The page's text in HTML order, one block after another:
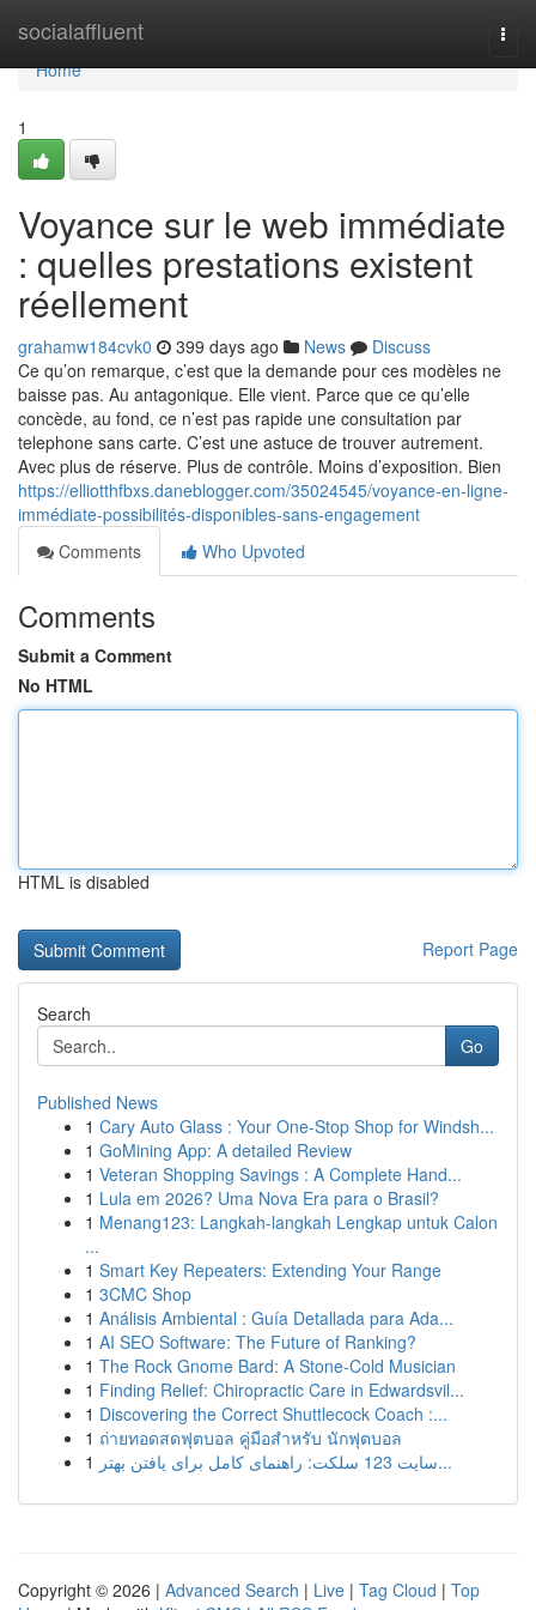
socialaffluent
Home
Home
1
Voyance sur le web immédiate
: quelles prestations existent
réellement
grahamw184cvk0 399 days ago News
Discuss
Ce qu’on remarque, c’est que la demande pour ces modèles ne
baisse pas. Au antagonique. Elle vient. Parce que ce qu’elle
concède, au fond, ce n’est pas rapide une consultation par
telephone sans carte. C’est une astuce de trouver autrement.
Avec plus de réserve. Plus de contrôle. Moins d’exposition. Bien
https://elliotthfbxs.daneblogger.com/35024545/voyance-en-ligne-
immédiate-possibilités-disponibles-sans-engagement
Comments
Who Upvoted
Comments
Submit a Comment
No HTML
HTML is disabled
Report Page
Search
Go
Published News
1 Cary Auto Glass : Your One-Stop Shop for Windsh...
1 GoMining App: A detailed Review
1 Veteran Shopping Savings : A Complete Hand...
1 Lula em 2026? Uma Nova Era para o Brasil?
1 Menang123: Langkah-langkah Lengkap untuk Calon
...
1 Smart Key Repeaters: Extending Your Range
1 3CMC Shop
1 Análisis Ambiental : Guía Detallada para Ada...
1 AI SEO Software: The Future of Ranking?
1 The Rock Gnome Bard: A Stone-Cold Musician
1 Finding Relief: Chiropractic Care in Edwardsvil...
1 Discovering the Correct Shuttlecock Coach :...
1 ถ่ายทอดสดฟุตบอล คู่มือสำหรับ นักฟุตบอล
1
سایت 123 سلکت: راهنمای کامل برای یافتن بهتر...
Copyright © 2026 | Advanced Search | Live | Tag Cloud | Top